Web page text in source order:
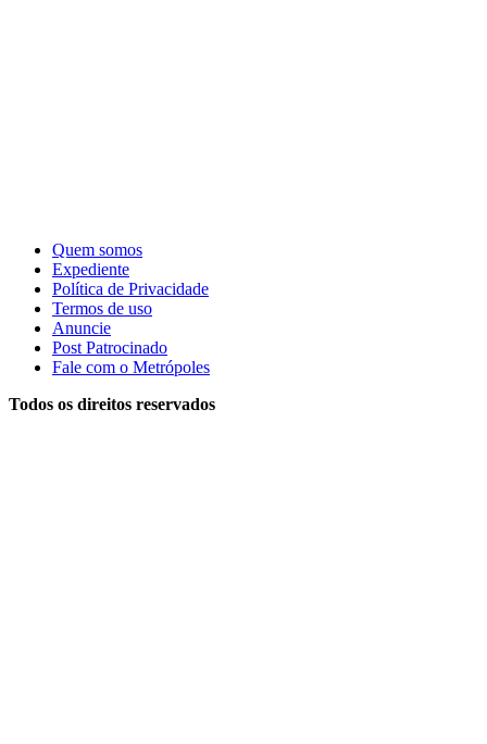
Quem somos
Expediente
Política de Privacidade
Termos de uso
Anuncie
Post Patrocinado
Fale com o Metrópoles
Todos os direitos reservados